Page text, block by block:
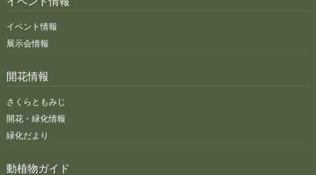
イベント情報
展示会情報
開花情報
さくらともみじ
開花・緑化情報
緑化だより
動植物ガイド